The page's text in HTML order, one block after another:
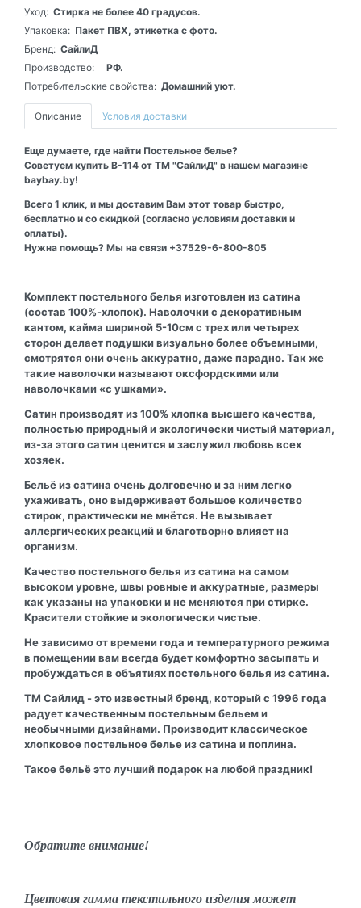
Уход: Стирка не более 40 градусов.
Упаковка: Пакет ПВХ, этикетка с фото.
Бренд: СайлиД
Производство:
РФ.
Потребительские свойства: Домашний уют.
Описание Условия доставки
Еще думаете, где найти Постельное белье?
Советуем купить В-114 от ТМ "СайлиД" в нашем магазине
baybay.by!
Всего 1 клик, и мы доставим Вам этот товар быстро,
бесплатно и со скидкой (согласно условиям доставки и
оплаты).
Нужна помощь? Мы на связи +37529-6-800-805
Комплект постельного белья изготовлен из сатина
(состав 100%-хлопок). Наволочки с декоративным
кантом, кайма шириной 5-10см с трех или четырех
сторон делает подушки визуально более объемными,
смотрятся они очень аккуратно, даже парадно. Так же
такие наволочки называют оксфордскими или
наволочками «с ушками».
Сатин производят из 100% хлопка высшего качества,
полностью природный и экологически чистый материал,
из-за этого сатин ценится и заслужил любовь всех
хозяек.
Бельё из сатина очень долговечно и за ним легко
ухаживать, оно выдерживает большое количество
стирок, практически не мнётся. Не вызывает
аллергических реакций и благотворно влияет на
организм.
Качество постельного белья из сатина на самом
высоком уровне, швы ровные и аккуратные, размеры
как указаны на упаковки и не меняются при стирке.
Красители стойкие и экологически чистые.
Не зависимо от времени года и температурного режима
в помещении вам всегда будет комфортно засыпать и
пробуждаться в объятиях постельного белья из сатина.
ТМ Сайлид - это известный бренд, который с 1996 года
радует качественным постельным бельем и
необычными дизайнами. Производит классическое
хлопковое постельное белье из сатина и поплина.
Такое бельё это лучший подарок на любой праздник!
Обратите внимание!
Цветовая гамма текстильного изделия может